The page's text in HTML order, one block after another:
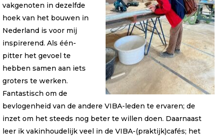
vakgenoten in dezelfde
hoek van het bouwen in
Nederland is voor mij
inspirerend. Als één-
pitter het gevoel te
hebben samen aan iets
groters te werken.
Fantastisch om de
bevlogenheid van de andere VIBA-leden te ervaren; de
inzet om het steeds nog beter te willen doen. Daarnaast
leer ik vakinhoudelijk veel in de VIBA-(praktijk)cafés; het